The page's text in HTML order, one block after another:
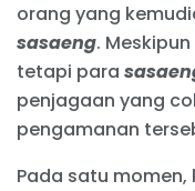
orang yang
sasaeng.
tetapi para
penjagaan yang
pengamanan
Pada satu